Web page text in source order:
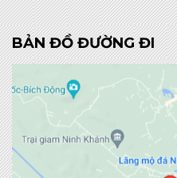
BẢN ĐỒ ĐƯỜNG ĐI